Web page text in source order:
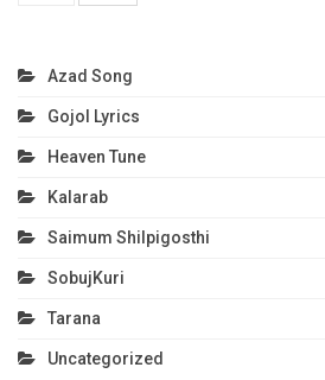
Azad Song
Gojol Lyrics
Heaven Tune
Kalarab
Saimum Shilpigosthi
SobujKuri
Tarana
Uncategorized